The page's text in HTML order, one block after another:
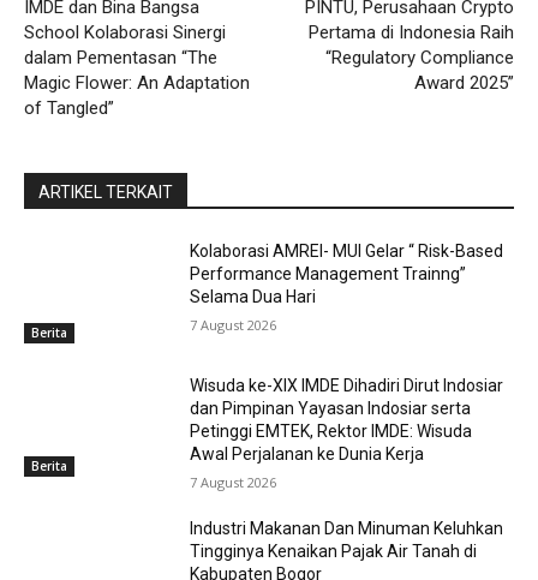
IMDE dan Bina Bangsa
School Kolaborasi Sinergi
dalam Pementasan “The
Magic Flower: An Adaptation
of Tangled”
PINTU, Perusahaan Crypto
Pertama di Indonesia Raih
“Regulatory Compliance
Award 2025”
ARTIKEL TERKAIT
Berita
Kolaborasi AMREI- MUI Gelar “ Risk-Based
Performance Management Trainng”
Selama Dua Hari
7 August 2026
Berita
Wisuda ke-XIX IMDE Dihadiri Dirut Indosiar
dan Pimpinan Yayasan Indosiar serta
Petinggi EMTEK, Rektor IMDE: Wisuda
Awal Perjalanan ke Dunia Kerja
7 August 2026
Industri Makanan Dan Minuman Keluhkan
Tingginya Kenaikan Pajak Air Tanah di
Kabupaten Bogor